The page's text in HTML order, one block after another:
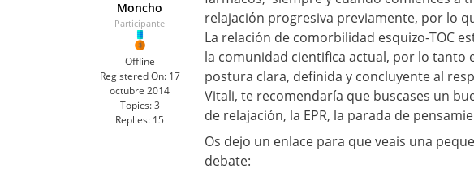
Moncho
Participante
Offline
Registered On: 17
octubre 2014
Topics: 3
Replies: 15
relajación progresiva previamente, por lo
La relación de comorbilidad esquizo-TOC
la comunidad cientifica actual, por lo tanto
postura clara, definida y concluyente al
Vitali, te recomendaría que buscases un
de relajación, la EPR, la parada de
Os dejo un enlace para que veais una
debate: